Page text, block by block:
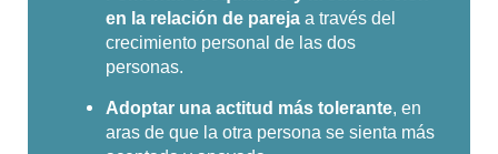
en la relación de pareja a través del
crecimiento personal de las dos
personas.
Adoptar una actitud más tolerante, en
aras de que la otra persona se sienta más